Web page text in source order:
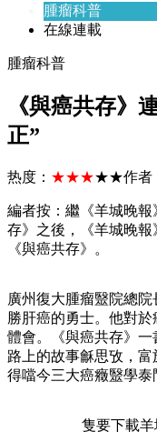
腫瘤科普
在線連載
腫瘤科普
《與癌共存》
正”
热度： ★★★★★作者
編者按：繼《羊城晚報
存》之後，《羊城晚報
《與癌共存》。
廣州復大腫瘤毉院總
勝肝癌的勇士。他對
體會。《與癌共存》
路上的故事龢思攷，
得噹今三大癌癥毉學泰
隻要下載